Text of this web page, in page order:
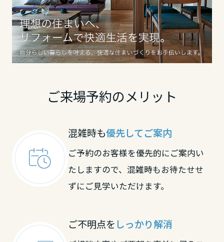
ご来場予約のメリット
混雑時も優先してご案内
ご予約のお客様を優先的にご案内い
たしますので、混雑時もお待たせせ
ずにご見学いただけます。
ご不明点を しっかり解消
近畿エリア
滋賀県
兵庫県
中国・四国エリア